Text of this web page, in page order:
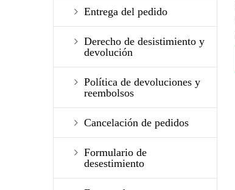
Entrega del pedido
Derecho de desistimiento y
devolución
Política de devoluciones y
reembolsos
Cancelación de pedidos
Formulario de
desestimiento